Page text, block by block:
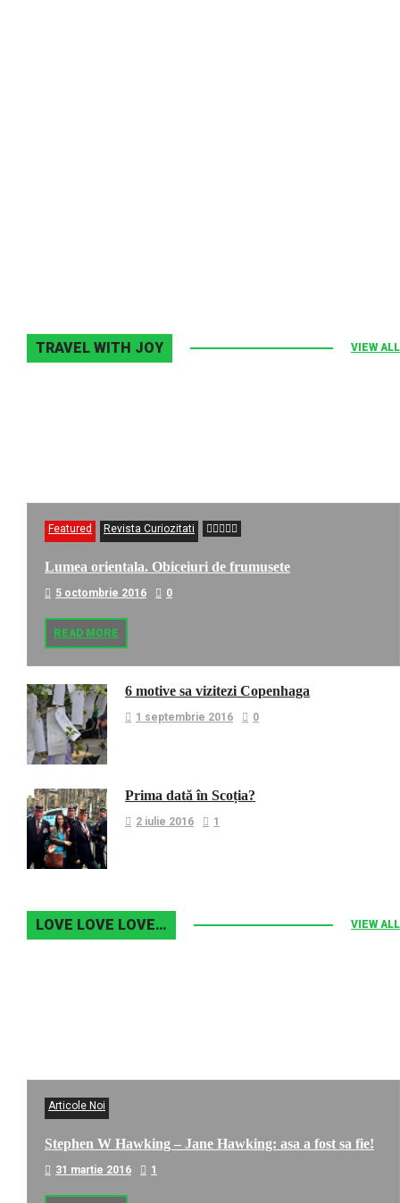
TRAVEL WITH JOY VIEW ALL
Featured Revista Curiozitati
Lumea orientala. Obiceiuri de frumusete
5 octombrie 2016 0
READ MORE
6 motive sa vizitezi Copenhaga
1 septembrie 2016 0
Prima dată în Scoția?
2 iulie 2016 1
LOVE LOVE LOVE… VIEW ALL
Articole Noi
Stephen W Hawking – Jane Hawking: asa a fost sa fie!
31 martie 2016 1